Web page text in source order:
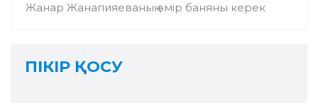
Жанар Жанапияеваның өмір баняны керек
ПІКІР ҚОСУ